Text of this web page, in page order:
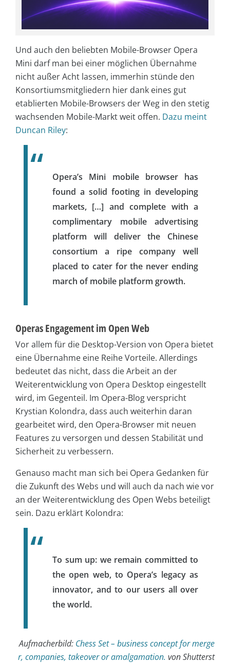
Und auch den beliebten Mobile-Browser Opera
Mini darf man bei einer möglichen Übernahme
nicht außer Acht lassen, immerhin stünde den
Konsortiumsmitgliedern hier dank eines gut
etablierten Mobile-Browsers der Weg in den stetig
wachsenden Mobile-Markt weit offen. Dazu meint
Duncan Riley:
Opera’s Mini mobile browser has
found a solid footing in developing
markets, […] and complete with a
complimentary mobile advertising
platform will deliver the Chinese
consortium a ripe company well
placed to cater for the never ending
march of mobile platform growth.
Operas Engagement im Open Web
Vor allem für die Desktop-Version von Opera bietet
eine Übernahme eine Reihe Vorteile. Allerdings
bedeutet das nicht, dass die Arbeit an der
Weiterentwicklung von Opera Desktop eingestellt
wird, im Gegenteil. Im Opera-Blog verspricht
Krystian Kolondra, dass auch weiterhin daran
gearbeitet wird, den Opera-Browser mit neuen
Features zu versorgen und dessen Stabilität und
Sicherheit zu verbessern.
Genauso macht man sich bei Opera Gedanken für
die Zukunft des Webs und will auch da nach wie vor
an der Weiterentwicklung des Open Webs beteiligt
sein. Dazu erklärt Kolondra:
To sum up: we remain committed to
the open web, to Opera’s legacy as
innovator, and to our users all over
the world.
Aufmacherbild: Chess Set – business concept for merge
r, companies, takeover or amalgamation. von Shutterst